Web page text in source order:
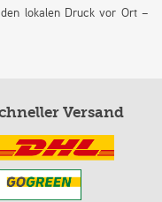
lokalen Druck vor Ort –
Versand